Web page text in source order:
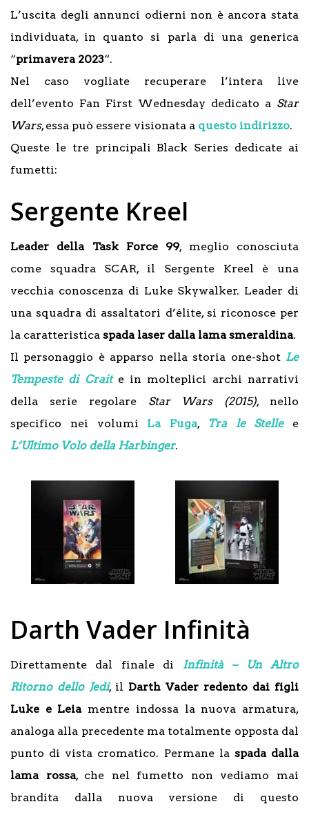
L’uscita degli annunci odierni non è ancora stata
individuata, in quanto si parla di una generica
“primavera 2023“.
Nel caso vogliate recuperare l’intera live
dell’evento Fan First Wednesday dedicato a Star
Wars, essa può essere visionata a questo indirizzo.
Queste le tre principali Black Series dedicate ai
fumetti:
Sergente Kreel
Leader della Task Force 99, meglio conosciuta
come squadra SCAR, il Sergente Kreel è una
vecchia conoscenza di Luke Skywalker. Leader di
una squadra di assaltatori d’élite, si riconosce per
la caratteristica spada laser dalla lama smeraldina.
Il personaggio è apparso nella storia one-shot Le
Tempeste di Craite in molteplici archi narrativi
della serie regolare Star Wars (2015), nello
specifico nei volumi La Fuga, Tra le Stellee
L’Ultimo Volo della Harbinger.
Darth Vader Infinità
Direttamente dal finale di Infinità – Un Altro
Ritorno dello Jedi, il Darth Vader redento dai figli
Luke e Leia mentre indossa la nuova armatura,
analoga alla precedente ma totalmente opposta dal
punto di vista cromatico. Permane la spada dalla
lama rossa, che nel fumetto non vediamo mai
brandita dalla nuova versione di questo